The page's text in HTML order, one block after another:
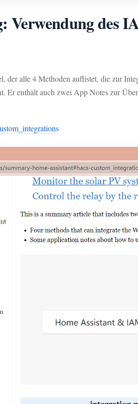
Verwendung des
der alle 4 Methoden auflistet, die zur
Er enthält auch zwei App Notes zur